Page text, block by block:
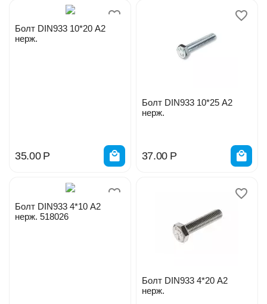
Болт DIN933 10*20 А2
нерж.
35.00 Р
Болт DIN933 10*25 А2
нерж.
37.00 Р
Болт DIN933 4*10 А2
нерж. 518026
Болт DIN933 4*20 А2
нерж.